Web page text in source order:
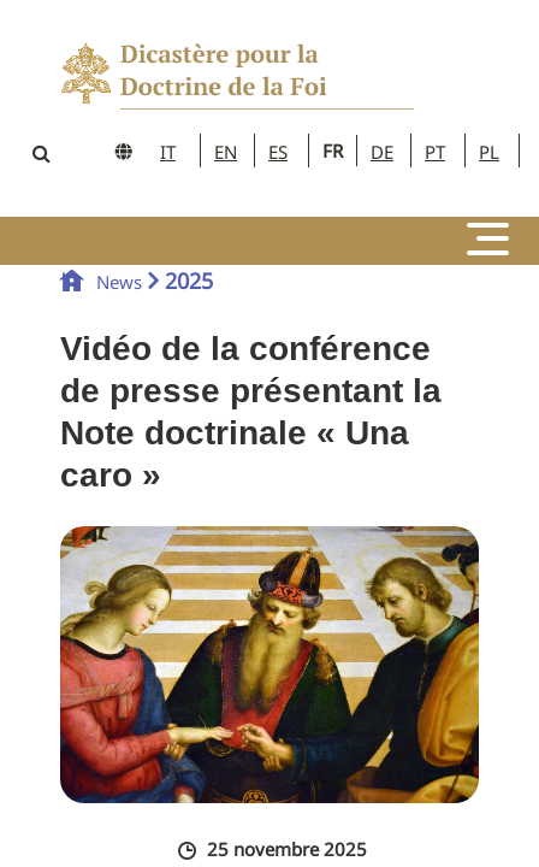
IT EN ES FR DE PT PL
News 2025
Vidéo de la conférence
de presse présentant la
Note doctrinale « Una
caro »
25 novembre 2025